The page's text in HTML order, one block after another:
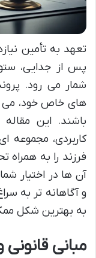
تعهد به تأمین
پس از جدایی،
شمار می رود.
های خاص خود، می
باشند. این
کاربردی، مجموعه
فرزند را به
آن ها در اختیار
و آگاهانه تر به
به بهترین شکل
مبانی